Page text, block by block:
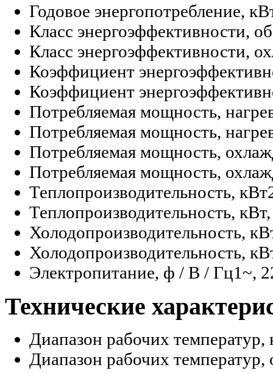
Годовое энергопотребление,
Класс энергоэффективности,
Класс энергоэффективности,
Коэффициент
Коэффициент
Потребляемая мощность,
Потребляемая мощность,
Потребляемая мощность,
Потребляемая мощность,
Теплопроизводительность, кВт
Теплопроизводительность,
Холодопроизводительность,
Холодопроизводительность,
Электропитание, ф / В / Гц1~,
Технические
Диапазон рабочих температур,
Диапазон рабочих температур,